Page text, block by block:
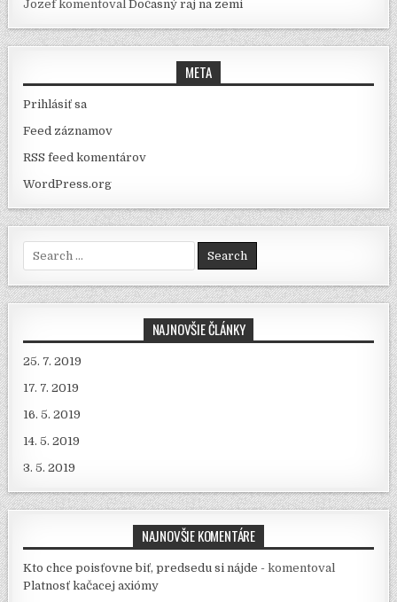
JozefkomentovalDočasný raj na zemi
META
Prihlásiť sa
Feed záznamov
RSS feed komentárov
WordPress.org
Search for:
NAJNOVŠIE ČLÁNKY
25. 7. 2019
17. 7. 2019
16. 5. 2019
14. 5. 2019
3. 5. 2019
NAJNOVŠIE KOMENTÁRE
Kto chce poisťovne biť, predsedu si nájde - komentoval
Platnosť kačacej axiómy